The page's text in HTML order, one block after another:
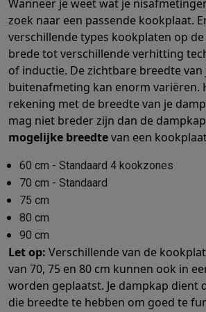
Info & acties
Solden Alle soldendeals Solden op groot
Acties Deals van het momentPromoties
Daarom KrëfelGratis leveringLaagste
Installatie aan huisGroot elektro
BetalingsmogelijkhedenGift card
KlantenserviceHerstelling van je toestel
Groot elektro & inbouwVind jouw ideale
Beeld & GeluidKies jouw ideale TV
Sport & Ontspanning
Outlet
OutletAlle outlet deals
Wanneer je weet wat je
zoek naar een passende kookplaat.
verschillende types kookplaten op
brede tot verschillende verhitting
of inductie. De zichtbare breedte
buitenafmeting kan enorm variëren.
rekening met de breedte van je
mag niet breder zijn dan de
mogelijke breedtevan een
60 cm - Standaard 4 kookzones
70 cm - Standaard
75 cm
80 cm
90 cm
Let op: Verschillende van de
van 70, 75 en 80 cm kunnen ook in
worden geplaatst. Je dampkap dient
die breedte te hebben om goed te